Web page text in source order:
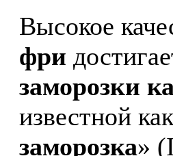
Высокое
фри
заморозки
известной
заморозка»